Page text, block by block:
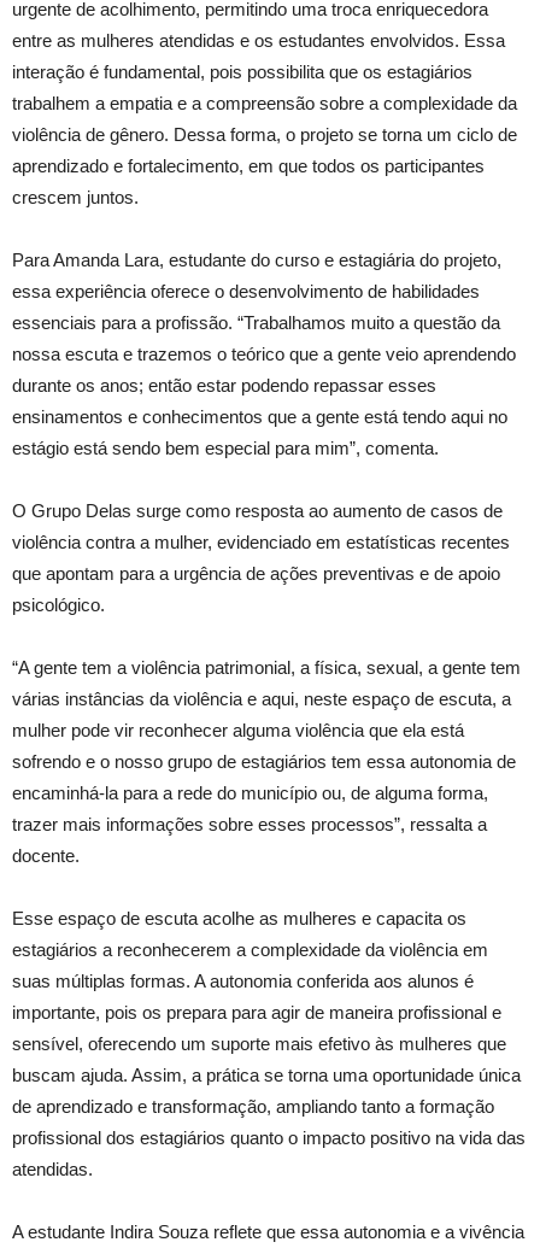
urgente de acolhimento, permitindo uma troca enriquecedora
entre as mulheres atendidas e os estudantes envolvidos. Essa
interação é fundamental, pois possibilita que os estagiários
trabalhem a empatia e a compreensão sobre a complexidade da
violência de gênero. Dessa forma, o projeto se torna um ciclo de
aprendizado e fortalecimento, em que todos os participantes
crescem juntos.
Para Amanda Lara, estudante do curso e estagiária do projeto,
essa experiência oferece o desenvolvimento de habilidades
essenciais para a profissão. “Trabalhamos muito a questão da
nossa escuta e trazemos o teórico que a gente veio aprendendo
durante os anos; então estar podendo repassar esses
ensinamentos e conhecimentos que a gente está tendo aqui no
estágio está sendo bem especial para mim”, comenta.
O Grupo Delas surge como resposta ao aumento de casos de
violência contra a mulher, evidenciado em estatísticas recentes
que apontam para a urgência de ações preventivas e de apoio
psicológico.
“A gente tem a violência patrimonial, a física, sexual, a gente tem
várias instâncias da violência e aqui, neste espaço de escuta, a
mulher pode vir reconhecer alguma violência que ela está
sofrendo e o nosso grupo de estagiários tem essa autonomia de
encaminhá-la para a rede do município ou, de alguma forma,
trazer mais informações sobre esses processos”, ressalta a
docente.
Esse espaço de escuta acolhe as mulheres e capacita os
estagiários a reconhecerem a complexidade da violência em
suas múltiplas formas. A autonomia conferida aos alunos é
importante, pois os prepara para agir de maneira profissional e
sensível, oferecendo um suporte mais efetivo às mulheres que
buscam ajuda. Assim, a prática se torna uma oportunidade única
de aprendizado e transformação, ampliando tanto a formação
profissional dos estagiários quanto o impacto positivo na vida das
atendidas.
A estudante Indira Souza reflete que essa autonomia e a vivência